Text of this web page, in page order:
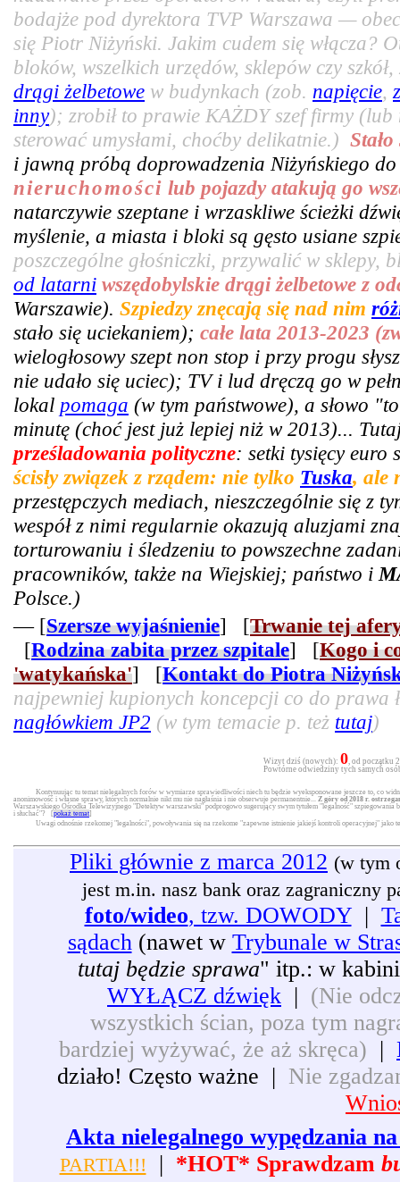
bodajże pod dyrektora TVP Warszawa —
się Piotr Niżyński. Jakim cudem się włącza?
bloków, wszelkich urzędów, sklepów czy
drągi żelbetowe w budynkach (zob. napięcie,
inny); zrobił to prawie KAŻDY szef firmy
sterować umysłami, choćby delikatnie.)
i jawną próbą doprowadzenia Niżyńskiego
nieruchomości lub pojazdy atakują go
natarczywie szeptane i wrzaskliwe ścieżki
myślenie, a miasta i bloki są gęsto usiane
poszczególne głośniczki, przywalić w sklepy,
od latarni wszędobylskie drągi żelbetowe z
Warszawie). Szpiedzy znęcają się nad nim
stało się uciekaniem); całe lata 2013-2023
wielogłosowy szept non stop i przy progu
nie udało się uciec); TV i lud dręczą go w
lokal pomaga (w tym państwowe), a słowo
minutę (choć jest już lepiej niż w 2013)...
prześladowania polityczne: setki tysięcy euro
ścisły związek z rządem: nie tylko Tuska, ale
przestępczych mediach, nieszczególnie się
wespół z nimi regularnie okazują aluzjami
torturowaniu i śledzeniu to powszechne
pracowników, także na Wiejskiej; państwo i
Polsce.)
— [Szersze wyjaśnienie] [Trwanie tej
[Rodzina zabita przez szpitale] [Kogo i
'watykańska'] [Kontakt do Piotra
najpewniej kupionych koncepcji co do
nagłówkiem JP2 (w tym temacie p. też tutaj)
Wizyt dziś (nowych): 0, od początku
Powtórne odwiedziny tych samych
Kontynuując tu temat nielegalnych forów w wymiarze sprawiedliwości niech tu będzie wyeksponowane jeszcze to, co
anonimowość i własne sprawy, których normalnie nikt mu nie nagłaśnia i nie obserwuje permanentnie... Z góry od 2018 r.
Warszawskiego Ośrodka Telewizyjnego "Detektyw warszawski" podprogowo sugerujący swym tytułem "legalność"
i słuchać"? [pokaż temat]
Uwagi odnośnie rzekomej "legalności", powoływania się na rzekome "zapewne istnienie jakiejś kontroli operacyjnej" jako
Pliki głównie z marca 2012 (w tym
jest m.in. nasz bank oraz zagraniczny
foto/wideo, tzw. DOWODY|
sądach(nawet w Trybunale w
tutaj będzie sprawa" itp.: w
WYŁĄCZ dźwięk | (Nie
wszystkich ścian, poza tym
bardziej wyżywać, że aż skręca) |
działo! Często ważne | Nie
Akta nielegalnego wypędzania
PARTIA!!! | *HOT* Sprawdzam